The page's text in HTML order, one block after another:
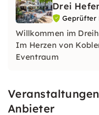
Drei
Geprüfter
Willkommen im
Im Herzen von
Eventraum
Anbieter